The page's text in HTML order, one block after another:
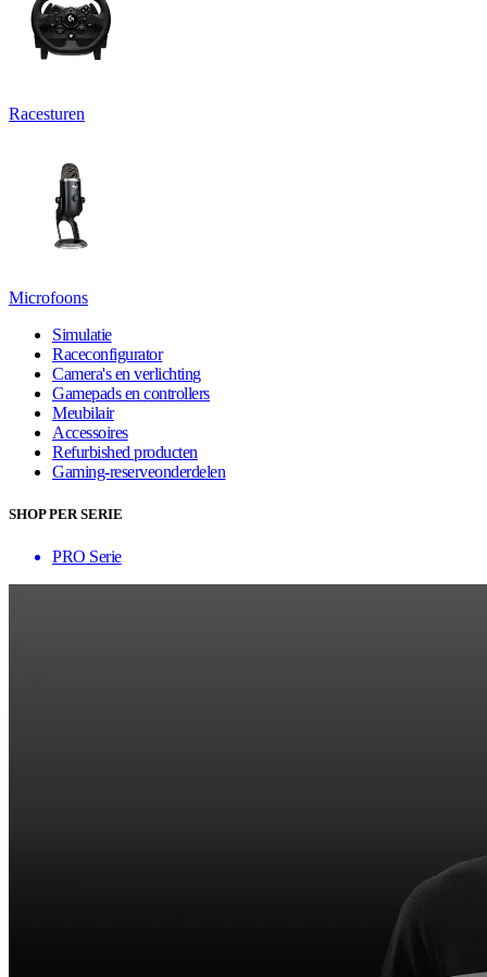
Racesturen
Microfoons
Simulatie
Raceconfigurator
Camera's en verlichting
Gamepads en controllers
Meubilair
Accessoires
Refurbished producten
Gaming-reserveonderdelen
SHOP PER SERIE
PRO Serie